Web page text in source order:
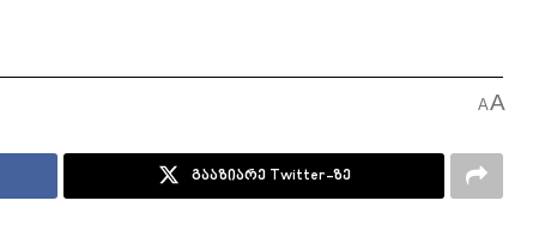
AA
გააზიარე Twitter-ზე